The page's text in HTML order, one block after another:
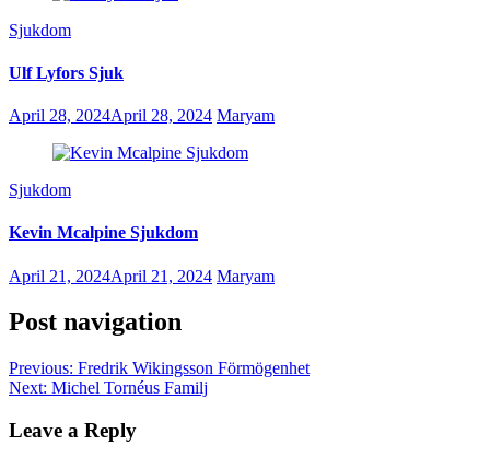
Sjukdom
Ulf Lyfors Sjuk
April 28, 2024April 28, 2024 Maryam
Sjukdom
Kevin Mcalpine Sjukdom
April 21, 2024April 21, 2024 Maryam
Post navigation
Previous: Fredrik Wikingsson Förmögenhet
Next: Michel Tornéus Familj
Leave a Reply